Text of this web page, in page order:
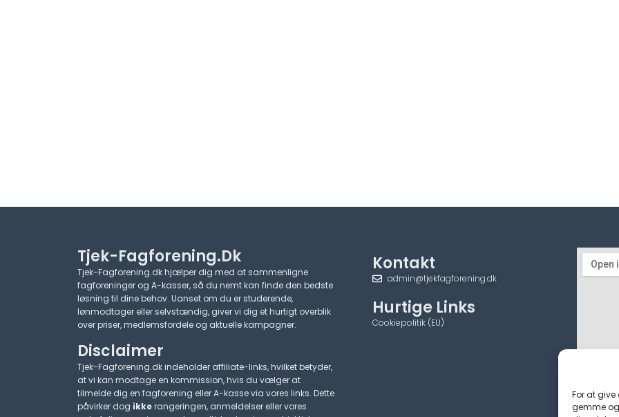
For at
gemme
Tjek-Fagforening.dk
Tjek-Fagforening.dk hjælper dig med at sammenligne
fagforeninger og A-kasser, så du nemt kan finde den bedste
løsning til dine behov. Uanset om du er studerende,
lønmodtager eller selvstændig, giver vi dig et hurtigt overblik
over priser, medlemsfordele og aktuelle kampagner.​
Disclaimer
Tjek-Fagforening.dk indeholder affiliate-links, hvilket betyder,
at vi kan modtage en kommission, hvis du vælger at
tilmelde dig en fagforening eller A-kasse via vores links. Dette
påvirker dog ikkerangeringen, anmeldelser eller vores
Kontakt
admin@tjekfagforening.dk
Hurtige Links
Cookiepolitik (EU)